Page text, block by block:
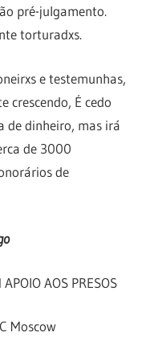
pré-julgamento.
torturadxs.
e testemunhas,
crescendo, É cedo
de dinheiro, mas irá
de 3000
de
AOS PRESOS
Moscow